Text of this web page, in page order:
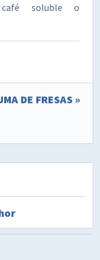
soluble o
DE FRESAS »